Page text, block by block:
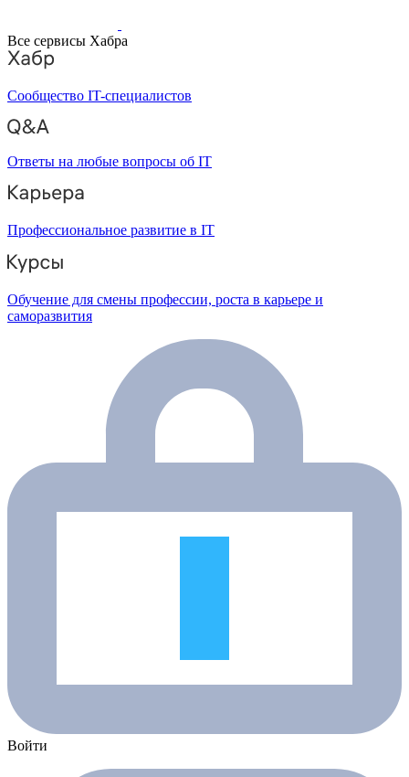
Все сервисы Хабра
Сообщество IT-специалистов
Ответы на любые вопросы об IT
Профессиональное развитие в IT
Обучение для смены профессии, роста в карьере и
саморазвития
Войти